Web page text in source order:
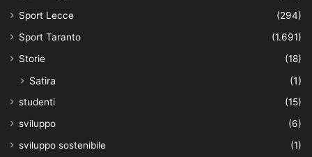
Sport Lecce
(294)
Sport Taranto
(1.691)
Storie
(18)
Satira (1)
studenti
(15)
sviluppo
(6)
sviluppo sostenibile
(1)